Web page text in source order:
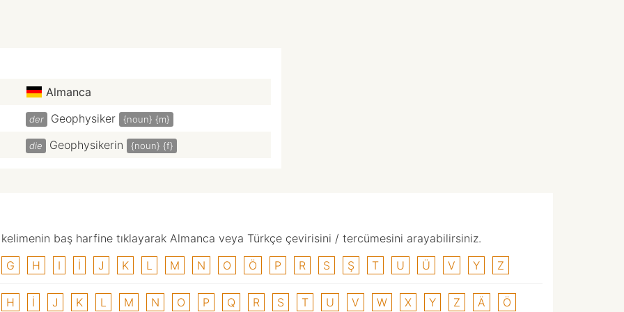
Almanca
der Geophysiker {noun} {m}
die Geophysikerin {noun} {f}
baş harfine tıklayarak Almanca veya Türkçe çevirisini / tercümesini arayabilirsiniz.
G
H I I J K L M N O Ö P R S Ş T U Ü V Y Z
H I J K L M N O P Q R S T U V W X Y Z Ä Ö